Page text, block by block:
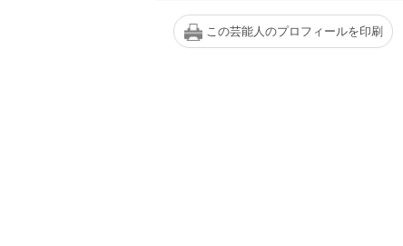
この芸能人のプロフィールを印刷